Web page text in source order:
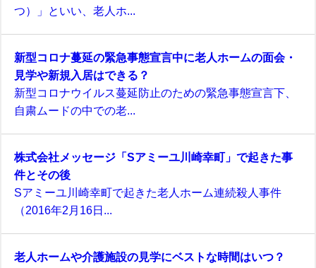
つ）」といい、老人ホ...
新型コロナ蔓延の緊急事態宣言中に老人ホームの面会・
見学や新規入居はできる？
新型コロナウイルス蔓延防止のための緊急事態宣言下、
自粛ムードの中での老...
株式会社メッセージ「Sアミーユ川崎幸町」で起きた事
件とその後
Sアミーユ川崎幸町で起きた老人ホーム連続殺人事件
（2016年2月16日...
老人ホームや介護施設の見学にベストな時間はいつ？